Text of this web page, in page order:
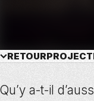
RETOUR
Qu’y a-t-il